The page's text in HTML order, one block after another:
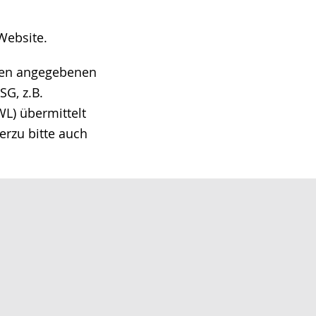
angegebenen
z.B.
übermittelt
bitte auch